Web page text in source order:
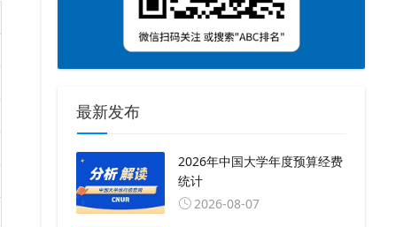
最新发布
2026年中国大学年度预算经费
统计
2026-08-07